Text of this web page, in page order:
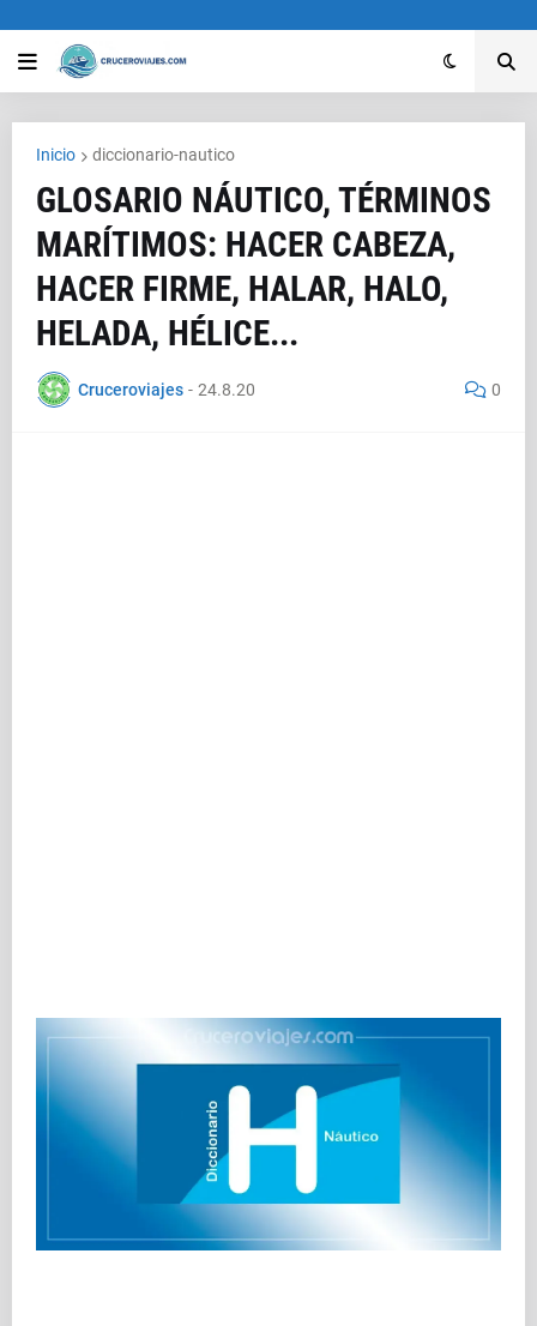
Inicio diccionario-nautico
GLOSARIO NÁUTICO, TÉRMINOS
MARÍTIMOS: HACER CABEZA,
HACER FIRME, HALAR, HALO,
HELADA, HÉLICE...
Cruceroviajes - 24.8.20 0